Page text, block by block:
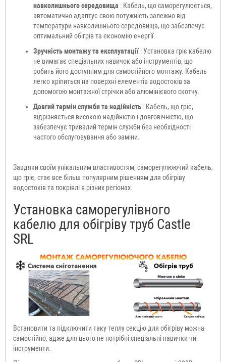
навколишнього середовища : Кабель, що саморегулюється,
автоматично адаптує свою потужність залежно від
температури навколишнього середовища, що забезпечує
оптимальний обігрів та економію енергії.
Зручність монтажу та експлуатації: Установка гріє кабелю
не вимагає спеціальних навичок або інструментів, що
робить його доступним для самостійного монтажу. Кабель
легко кріпиться на поверхні елементів водостоків за
допомогою монтажної стрічки або алюмінієвого скотчу.
Довгий термін служби та надійність : Кабель, що гріє,
відрізняється високою надійністю і довговічністю, що
забезпечує тривалий термін служби без необхідності
частого обслуговування або заміни.
Завдяки своїм унікальним властивостям, саморегулюючий кабель,
що гріє, стає все більш популярним рішенням для обігріву
водостоків та покрівлі в різних регіонах.
Установка саморегулівного
кабелю для обігріву труб Castle
SRL
Встановити та підключити таку теплу секцію для обігріву можна
самостійно, адже для цього не потрібні спеціальні навички чи
інструменти.